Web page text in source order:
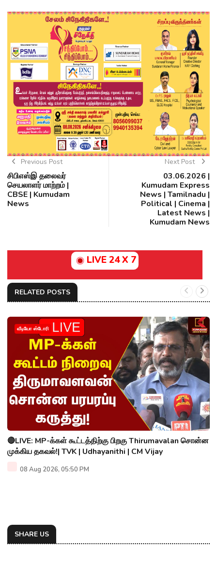
Previous Post
சிபிஎஸ்இ தலைவர்
செயலாளர் மாற்றம் |
CBSE | Kumudam
News
Next Post
03.06.2026 |
Kumudam Express
News | Tamilnadu |
Political | Cinema |
Latest News |
Kumudam News
LIVE 24 X 7
RELATED POSTS
வீடியோ ஸ்டோரி
🔴LIVE: MP-க்கள் கூட்டத்திற்கு பிறகு Thirumavalan சொன்ன
முக்கிய தகவல்!| TVK | Udhayanithi | CM Vijay
08 Aug 2026, 05:50 PM
SHARE US